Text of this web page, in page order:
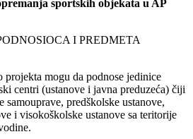
sportskih objekata u AP
I PREDMETA
projekta mogu da podnose jedinice
centri (ustanove i javna preduzeća) čiji
predškolske ustanove,
i visokoškolske ustanove sa teritorije